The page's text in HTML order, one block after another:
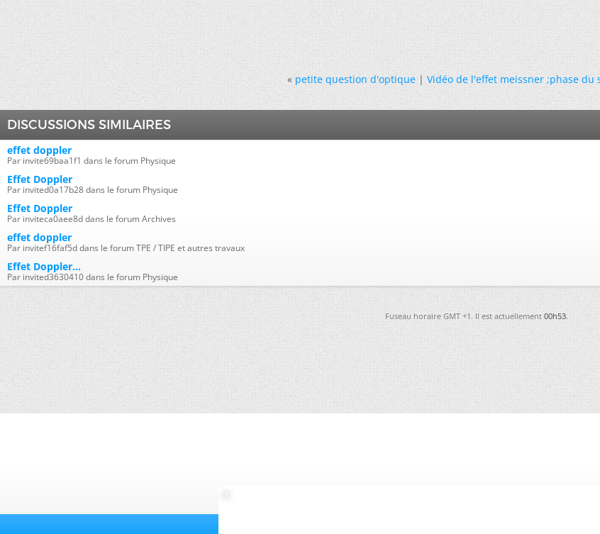
« petite question d'optique|Vidéo de l'effet meissner ;phase du
DISCUSSIONS SIMILAIRES
effet doppler
Par invite69baa1f1 dans le forum Physique
Effet Doppler
Par invited0a17b28 dans le forum Physique
Effet Doppler
Par inviteca0aee8d dans le forum Archives
effet doppler
Par invitef16faf5d dans le forum TPE / TIPE et autres travaux
Effet Doppler...
Par invited3630410 dans le forum Physique
Fuseau horaire GMT +1. Il est actuellement00h53.